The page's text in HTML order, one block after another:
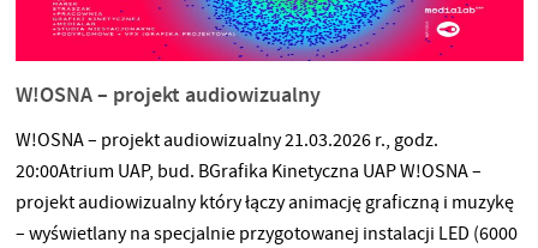
W!OSNA – projekt audiowizualny
W!OSNA – projekt audiowizualny 21.03.2026 r., godz.
20:00Atrium UAP, bud. BGrafika Kinetyczna UAP W!OSNA –
projekt audiowizualny który łączy animację graficzną i muzykę
– wyświetlany na specjalnie przygotowanej instalacji LED (6000